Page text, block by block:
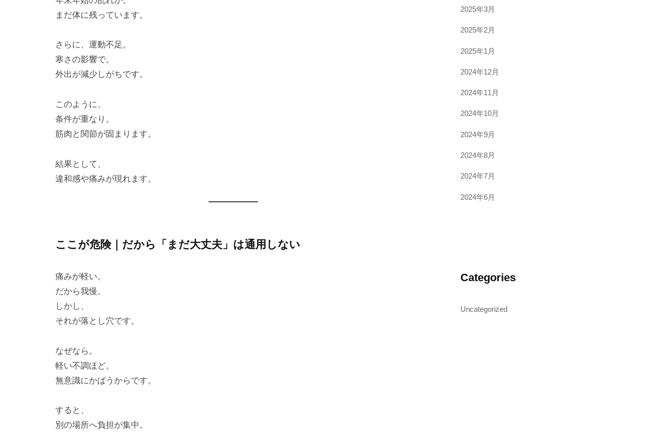
まだ体に残っています。
さらに、運動不足。
寒さの影響で。
外出が減少しがちです。
このように、
条件が重なり。
筋肉と関節が固まります。
結果として、
違和感や痛みが現れます。
ここが危険｜だから「まだ大丈夫」は通用しない
痛みが軽い。
だから我慢。
しかし、
それが落とし穴です。
なぜなら。
軽い不調ほど。
無意識にかばうからです。
すると、
別の場所へ負担が集中。
2025年3月
2025年2月
2025年1月
2024年12月
2024年11月
2024年10月
2024年9月
2024年8月
2024年7月
2024年6月
Categories
Uncategorized